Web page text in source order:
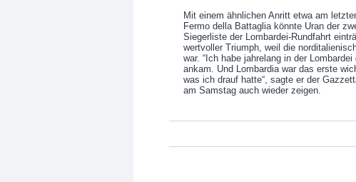
Mit einem ähnlichen Anritt etwa am
Fermo della Battaglia könnte Uran der
Siegerliste der Lombardei-Rundfahrt
wertvoller Triumph, weil die
war. “Ich habe jahrelang in der
ankam. Und Lombardia war das erste
was ich drauf hatte“, sagte er der
am Samstag auch wieder zeigen.